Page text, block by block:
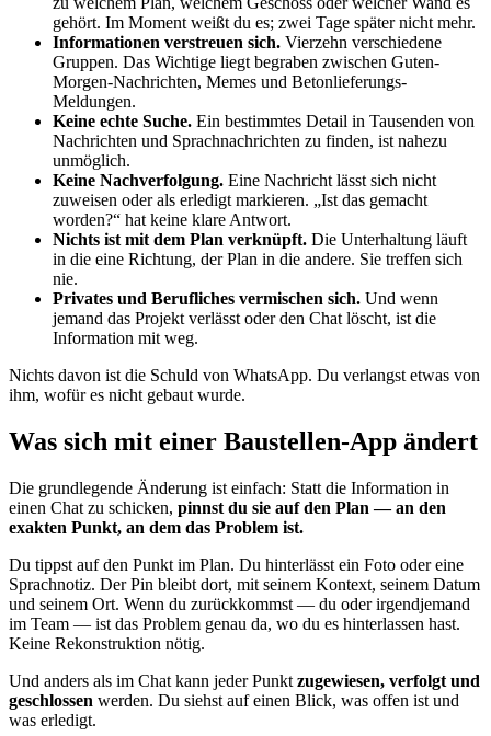
gehört. Im Moment weißt du es; zwei Tage später nicht mehr.
Informationen verstreuen sich. Vierzehn verschiedene
Gruppen. Das Wichtige liegt begraben zwischen Guten-
Morgen-Nachrichten, Memes und Betonlieferungs-
Meldungen.
Keine echte Suche. Ein bestimmtes Detail in Tausenden von
Nachrichten und Sprachnachrichten zu finden, ist nahezu
unmöglich.
Keine Nachverfolgung. Eine Nachricht lässt sich nicht
zuweisen oder als erledigt markieren. „Ist das gemacht
worden?“ hat keine klare Antwort.
Nichts ist mit dem Plan verknüpft. Die Unterhaltung läuft
in die eine Richtung, der Plan in die andere. Sie treffen sich
nie.
Privates und Berufliches vermischen sich. Und wenn
jemand das Projekt verlässt oder den Chat löscht, ist die
Information mit weg.
Nichts davon ist die Schuld von WhatsApp. Du verlangst etwas von
ihm, wofür es nicht gebaut wurde.
Was sich mit einer Baustellen-App ändert
Die grundlegende Änderung ist einfach: Statt die Information in
einen Chat zu schicken, pinnst du sie auf den Plan — an den
exakten Punkt, an dem das Problem ist.
Du tippst auf den Punkt im Plan. Du hinterlässt ein Foto oder eine
Sprachnotiz. Der Pin bleibt dort, mit seinem Kontext, seinem Datum
und seinem Ort. Wenn du zurückkommst — du oder irgendjemand
im Team — ist das Problem genau da, wo du es hinterlassen hast.
Keine Rekonstruktion nötig.
Und anders als im Chat kann jeder Punkt zugewiesen, verfolgt und
geschlossen werden. Du siehst auf einen Blick, was offen ist und
was erledigt.